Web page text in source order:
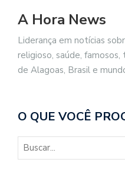
A Hora News
Liderança em notícias
religioso, saúde,
de Alagoas, Brasil e
O QUE VOCÊ